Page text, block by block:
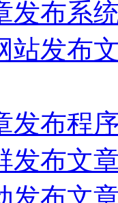
发布系
站发布
发布程
发布文
发布文